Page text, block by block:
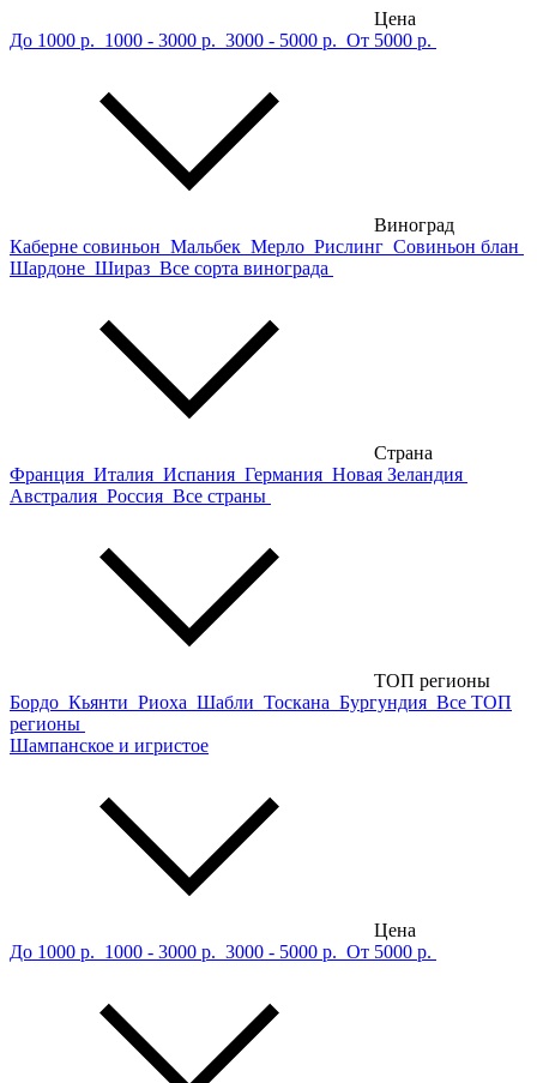
Цена
До 1000 р. 1000 - 3000 р. 3000 - 5000 р. От 5000 р.
Виноград
Каберне совиньон Мальбек Мерло Рислинг Совиньон блан
Шардоне Шираз Все сорта винограда
Страна
Франция Италия Испания Германия Новая Зеландия
Австралия Россия Все страны
ТОП регионы
Бордо Кьянти Риоха Шабли Тоскана Бургундия Все ТОП
регионы
Шампанское и игристое
Цена
До 1000 р. 1000 - 3000 р. 3000 - 5000 р. От 5000 р.